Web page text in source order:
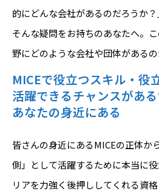
的にどんな会社があるのだろうか？
そんな疑問をお持ちのあなたへ。
野にどのような会社や団体があるの
MICEで役立つスキル・
活躍できるチャンスがあ
あなたの身近にある
皆さんの身近にあるMICEの正体か
側」として活躍するために本当に
リアを力強く後押ししてくれる資